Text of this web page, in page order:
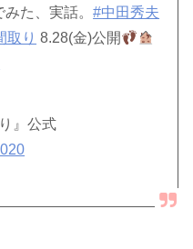
みた、実話。#中田秀夫
取り 8.28(金)公開
』公式